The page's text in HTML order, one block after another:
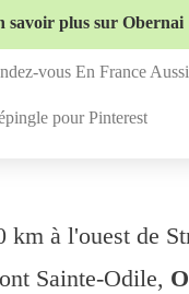
savoir plus sur Obernai
vous En France Aussi
pour Pinterest
km à l'ouest de
Sainte-Odile,